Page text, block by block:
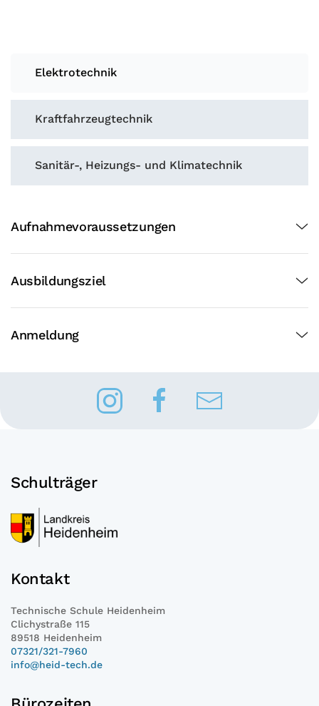
Elektrotechnik
Kraftfahrzeugtechnik
Sanitär-, Heizungs- und Klimatechnik
Aufnahmevoraussetzungen
Ausbildungsziel
Anmeldung
Schulträger
Kontakt
Technische Schule Heidenheim
Clichystraße 115
89518 Heidenheim
07321/321-7960
info@heid-tech.de